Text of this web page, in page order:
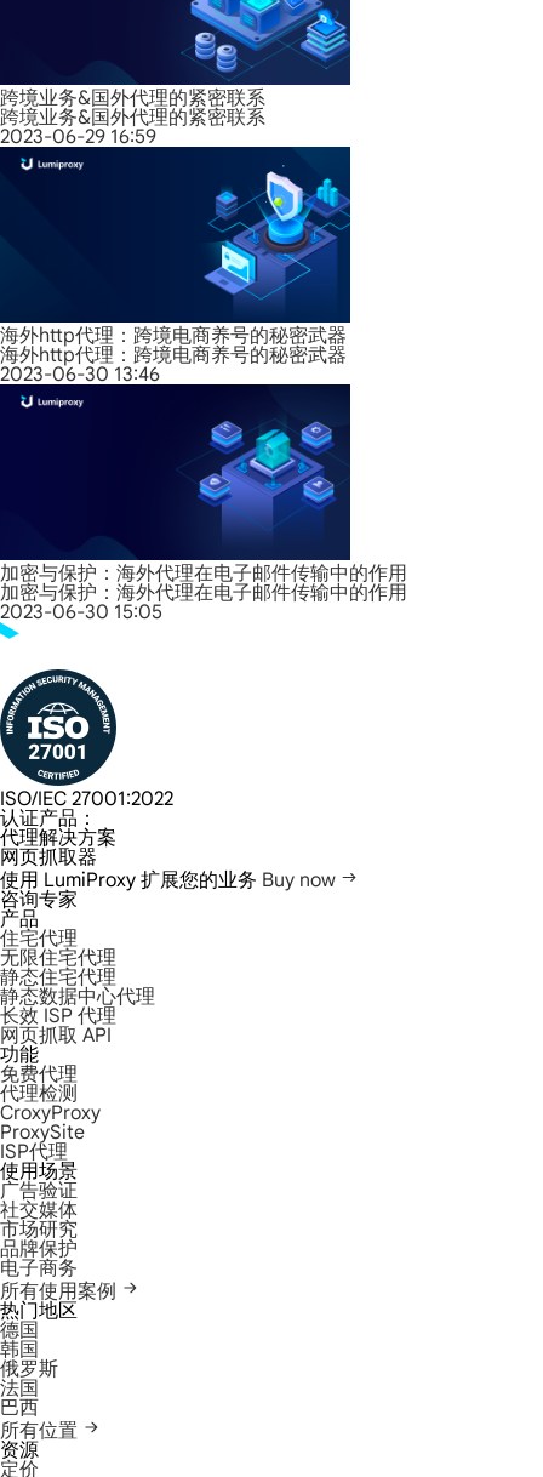
跨境业务&国外代理的紧密联系
跨境业务&国外代理的紧密联系
2023-06-29 16:59
海外http代理：跨境电商养号的秘密武器
海外http代理：跨境电商养号的秘密武器
2023-06-30 13:46
加密与保护：海外代理在电子邮件传输中的作用
加密与保护：海外代理在电子邮件传输中的作用
2023-06-30 15:05
ISO/IEC 27001:2022
认证产品：
代理解决方案
网页抓取器
使用 LumiProxy 扩展您的业务 Buy now
咨询专家
产品
住宅代理
无限住宅代理
静态住宅代理
静态数据中心代理
长效 ISP 代理
网页抓取 API
功能
免费代理
代理检测
CroxyProxy
ProxySite
ISP代理
使用场景
广告验证
社交媒体
市场研究
品牌保护
电子商务
所有使用案例
热门地区
德国
韩国
俄罗斯
法国
巴西
所有位置
资源
定价